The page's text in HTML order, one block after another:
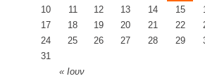
« Ιουν
10
11 12 13 14 15
17
18 19 20 21 22
24
25 26 27 28 29
31